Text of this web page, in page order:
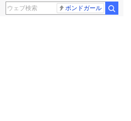
ボンドガール